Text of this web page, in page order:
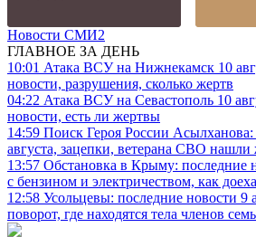
Новости СМИ2
ГЛАВНОЕ ЗА ДЕНЬ
10:01 Атака ВСУ на Нижнекамск 10
новости, разрушения, сколько жертв
04:22 Атака ВСУ на Севастополь 10
новости, есть ли жертвы
14:59 Поиск Героя России Асылханова:
августа, зацепки, ветерана СВО
13:57 Обстановка в Крыму: последние
с бензином и электричеством, как
12:58 Усольцевы: последние новости 9
поворот, где находятся тела членов